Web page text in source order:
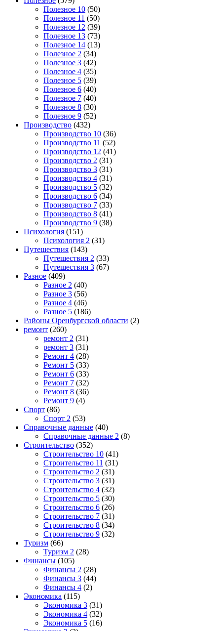
Полезное 10 (50)
Полезное 11 (50)
Полезное 12 (39)
Полезное 13 (73)
Полезное 14 (13)
Полезное 2 (34)
Полезное 3 (42)
Полезное 4 (35)
Полезное 5 (39)
Полезное 6 (40)
Полезное 7 (40)
Полезное 8 (30)
Полезное 9 (52)
Производство (432)
Производство 10 (36)
Производство 11 (52)
Производство 12 (41)
Производство 2 (31)
Производство 3 (31)
Производство 4 (31)
Производство 5 (32)
Производство 6 (34)
Производство 7 (33)
Производство 8 (41)
Производство 9 (38)
Психология (151)
Психология 2 (31)
Путешествия (143)
Путешествия 2 (33)
Путешествия 3 (67)
Разное (409)
Разное 2 (40)
Разное 3 (56)
Разное 4 (46)
Разное 5 (186)
Районы Оренбургской области (2)
ремонт (260)
ремонт 2 (31)
ремонт 3 (31)
Ремонт 4 (28)
Ремонт 5 (33)
Ремонт 6 (33)
Ремонт 7 (32)
Ремонт 8 (36)
Ремонт 9 (4)
Спорт (86)
Спорт 2 (53)
Справочные данные (40)
Справочные данные 2 (8)
Строительство (352)
Строительство 10 (41)
Строительство 11 (31)
Строительство 2 (31)
Строительство 3 (31)
Строительство 4 (32)
Строительство 5 (30)
Строительство 6 (26)
Строительство 7 (31)
Строительство 8 (34)
Строительство 9 (32)
Туризм (66)
Туризм 2 (28)
Финансы (105)
Финансы 2 (28)
Финансы 3 (44)
Финансы 4 (2)
Экономика (115)
Экономика 3 (31)
Экономика 4 (32)
Экономика 5 (16)